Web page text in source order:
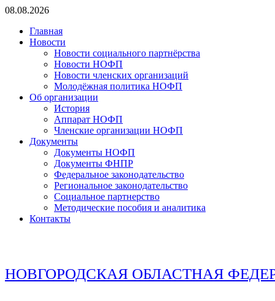
Перейти
содержимому
08.08.2026
Главная
Новости
Новости социального партнёрства
Новости НОФП
Новости членских организаций
Молодёжная политика НОФП
Об организации
История
Аппарат НОФП
Членские организации НОФП
Документы
Документы НОФП
Документы ФНПР
Федеральное законодательство
Региональное законодательство
Социальное партнерство
Методические пособия и аналитика
Контакты
НОВГОРОДСКАЯ ОБЛАСТНАЯ